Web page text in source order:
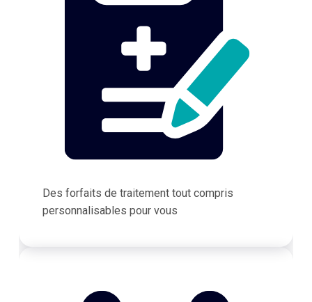
Des forfaits de traitement tout compris
personnalisables pour vous